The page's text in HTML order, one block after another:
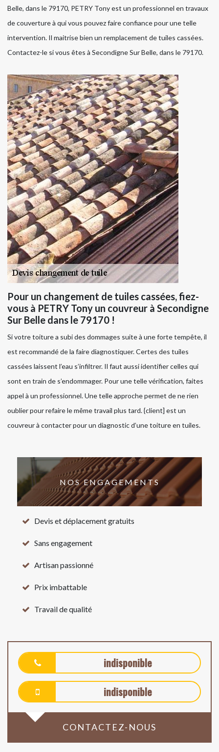
Belle, dans le 79170, PETRY Tony est un professionnel en travaux
de couverture à qui vous pouvez faire confiance pour une telle
intervention. Il maitrise bien un remplacement de tuiles cassées.
Contactez-le si vous êtes à Secondigne Sur Belle, dans le 79170.
Pour un changement de tuiles cassées, fiez-
vous à PETRY Tony un couvreur à Secondigne
Sur Belle dans le 79170 !
Si votre toiture a subi des dommages suite à une forte tempête, il
est recommandé de la faire diagnostiquer. Certes des tuiles
cassées laissent l’eau s’infiltrer. Il faut aussi identifier celles qui
sont en train de s’endommager. Pour une telle vérification, faites
appel à un professionnel. Une telle approche permet de ne rien
oublier pour refaire le même travail plus tard. {client] est un
couvreur à contacter pour un diagnostic d’une toiture en tuiles.
NOS ENGAGEMENTS
Devis et déplacement gratuits
Sans engagement
Artisan passionné
Prix imbattable
Travail de qualité
indisponible
indisponible
CONTACTEZ-NOUS